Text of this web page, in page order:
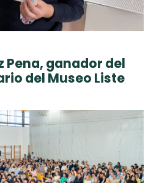
Pena, ganador del
del Museo Liste